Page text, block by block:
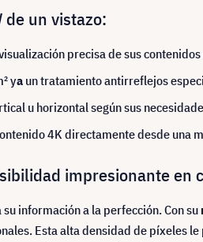
de un vistazo:
precisa de sus
ya un tratamiento antirreflejos
u horizontal según sus
4K directamente desde una
impresionante en
información a la perfección. Con su
Esta alta densidad de píxeles